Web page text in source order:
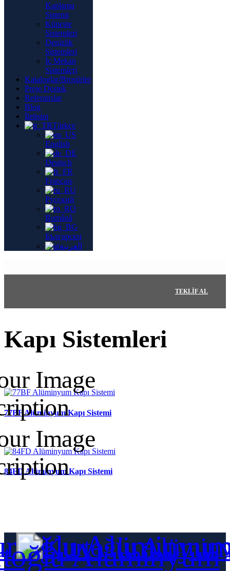
Kaplama
Sistemi
Küpeşte
Sistemleri
Denizlik
Sistemleri
İç Mekan
Sistemleri
Kataloglar/Broşürler
Proje Destek
Referanslar
Blog
İletişim
Türkçe
English
Deutsch
Français
Русский
Română
Български
العربية
TEKLIF AL
Kapı Sistemleri
77BF Alüminyum Kapı Sistemi
84FD Alüminyum Kapı Sistemi